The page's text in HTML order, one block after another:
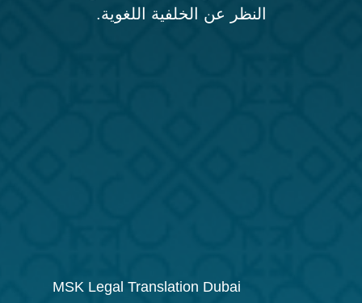
النظر عن الخلفية اللغوية.
MSK Legal Translation Dubai